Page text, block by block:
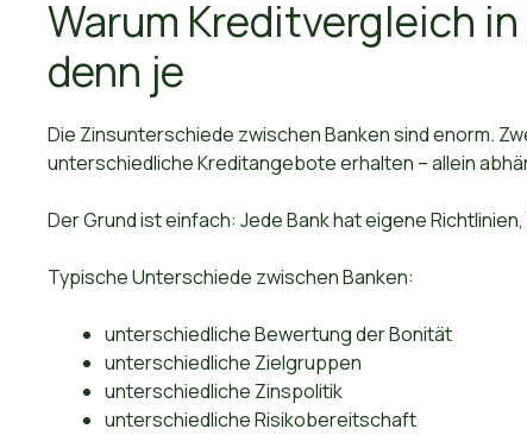
Warum Kreditvergleich
denn je
Die Zinsunterschiede zwischen Banken sind enorm.
unterschiedliche Kreditangebote erhalten – allein
Der Grund ist einfach: Jede Bank hat eigene
Typische Unterschiede zwischen Banken:
unterschiedliche Bewertung der Bonität
unterschiedliche Zielgruppen
unterschiedliche Zinspolitik
unterschiedliche Risikobereitschaft